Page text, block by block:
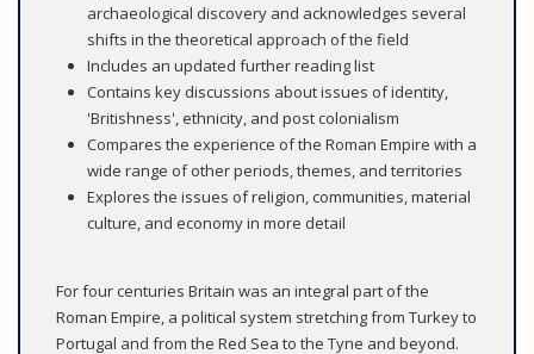
archaeological discovery and acknowledges several
shifts in the theoretical approach of the field
Includes an updated further reading list
Contains key discussions about issues of identity,
'Britishness', ethnicity, and post colonialism
Compares the experience of the Roman Empire with a
wide range of other periods, themes, and territories
Explores the issues of religion, communities, material
culture, and economy in more detail
For four centuries Britain was an integral part of the
Roman Empire, a political system stretching from Turkey to
Portugal and from the Red Sea to the Tyne and beyond.